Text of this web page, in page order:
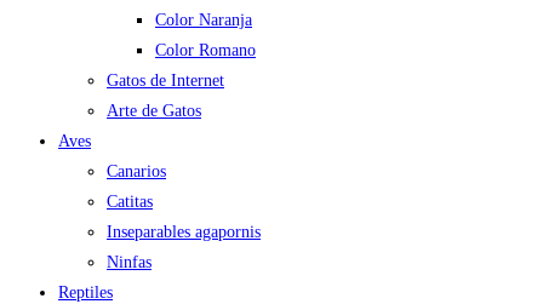
Color Naranja
Color Romano
Gatos de Internet
Arte de Gatos
Aves
Canarios
Catitas
Inseparables agapornis
Ninfas
Reptiles